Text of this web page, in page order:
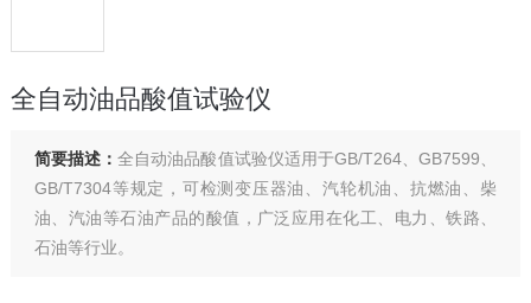
全自动油品酸值试验仪
简要描述：全自动油品酸值试验仪适用于GB/T264、GB7599、
GB/T7304等规定，可检测变压器油、汽轮机油、抗燃油、柴
油、汽油等石油产品的酸值，广泛应用在化工、电力、铁路、
石油等行业。